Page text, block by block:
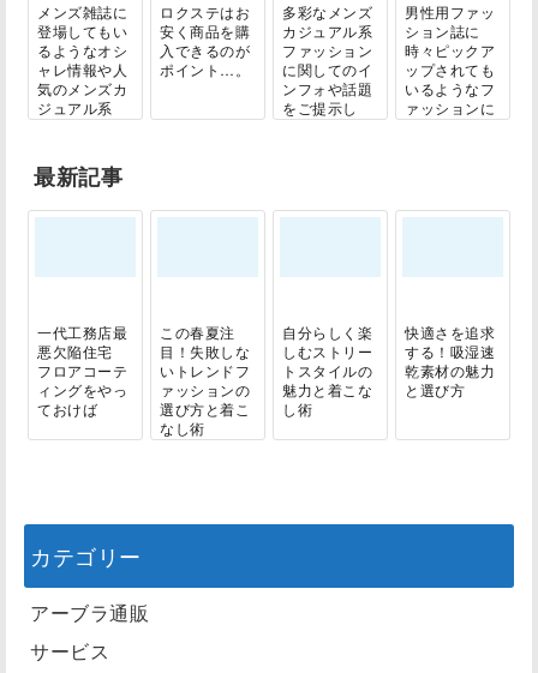
メンズ雑誌に
登場してもい
るようなオシ
ャレ情報や人
気のメンズカ
ジュアル系
ロクステはお
安く商品を購
入できるのが
ポイント…。
多彩なメンズ
カジュアル系
ファッション
に関してのイ
ンフォや話題
をご提示し
男性用ファッ
ション誌に
時々ピックア
ップされても
いるようなフ
ァッションに
最新記事
一代工務店最
悪欠陥住宅
フロアコーテ
ィングをやっ
ておけば
この春夏注
目！失敗しな
いトレンドフ
ァッションの
選び方と着こ
なし術
自分らしく楽
しむストリー
トスタイルの
魅力と着こな
し術
快適さを追求
する！吸湿速
乾素材の魅力
と選び方
カテゴリー
アーブラ通販
サービス